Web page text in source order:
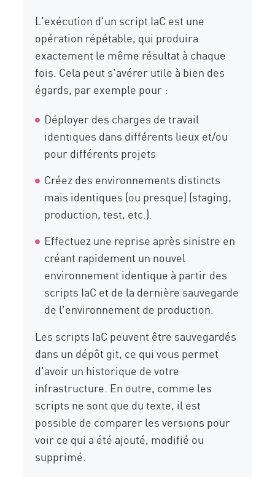
L'exécution d'un script IaC est une
opération répétable, qui produira
exactement le même résultat à chaque
fois. Cela peut s'avérer utile à bien des
égards, par exemple pour :
Déployer des charges de travail
identiques dans différents lieux et/ou
pour différents projets
Créez des environnements distincts
mais identiques (ou presque) (staging,
production, test, etc.).
Effectuez une reprise après sinistre en
créant rapidement un nouvel
environnement identique à partir des
scripts IaC et de la dernière sauvegarde
de l'environnement de production.
Les scripts IaC peuvent être sauvegardés
dans un dépôt git, ce qui vous permet
d'avoir un historique de votre
infrastructure. En outre, comme les
scripts ne sont que du texte, il est
possible de comparer les versions pour
voir ce qui a été ajouté, modifié ou
supprimé.